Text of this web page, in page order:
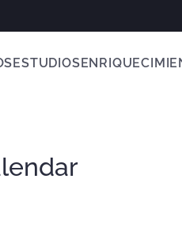
ESTUDIOS